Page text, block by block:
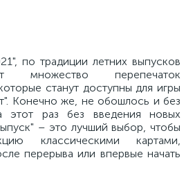
по традиции летних выпусков
множество перепечаток
станут доступны для игры
Конечно же, не обошлось и без
раз без введения новых
– это лучший выбор, чтобы
классическими картами,
перерыва или впервые начать